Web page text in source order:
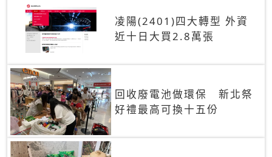
凌陽(2401)四大轉型 外資
近十日大買2.8萬張
回收廢電池做環保 新北祭
好禮最高可換十五份